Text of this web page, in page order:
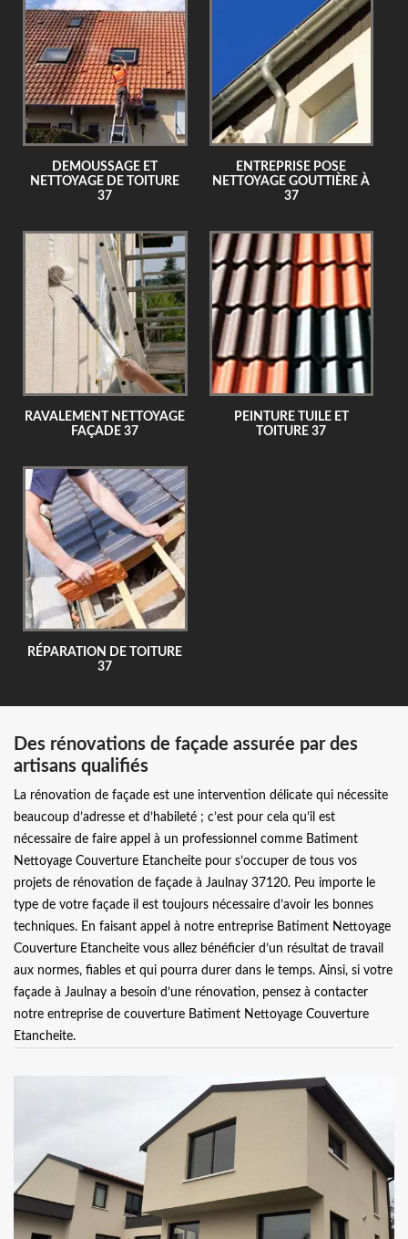
DEMOUSSAGE ET
NETTOYAGE DE TOITURE
37
ENTREPRISE POSE
NETTOYAGE GOUTTIÈRE À
37
RAVALEMENT NETTOYAGE
FAÇADE 37
PEINTURE TUILE ET
TOITURE 37
RÉPARATION DE TOITURE
37
Des rénovations de façade assurée par des
artisans qualifiés
La rénovation de façade est une intervention délicate qui nécessite
beaucoup d’adresse et d’habileté ; c’est pour cela qu’il est
nécessaire de faire appel à un professionnel comme Batiment
Nettoyage Couverture Etancheite pour s’occuper de tous vos
projets de rénovation de façade à Jaulnay 37120. Peu importe le
type de votre façade il est toujours nécessaire d’avoir les bonnes
techniques. En faisant appel à notre entreprise Batiment Nettoyage
Couverture Etancheite vous allez bénéficier d’un résultat de travail
aux normes, fiables et qui pourra durer dans le temps. Ainsi, si votre
façade à Jaulnay a besoin d’une rénovation, pensez à contacter
notre entreprise de couverture Batiment Nettoyage Couverture
Etancheite.